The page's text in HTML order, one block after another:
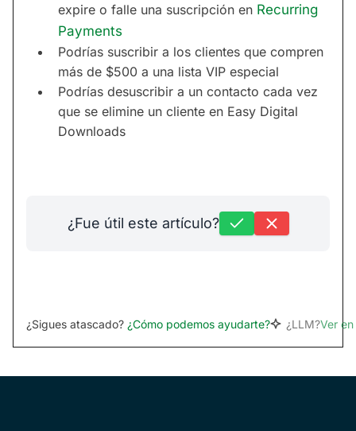
expire o falle una suscripción en Recurring
Payments
Podrías suscribir a los clientes que compren
más de $500 a una lista VIP especial
Podrías desuscribir a un contacto cada vez
que se elimine un cliente en Easy Digital
Downloads
¿Fue útil este artículo?
¿Sigues atascado? ¿Cómo podemos ayudarte? ¿LLM?Ver